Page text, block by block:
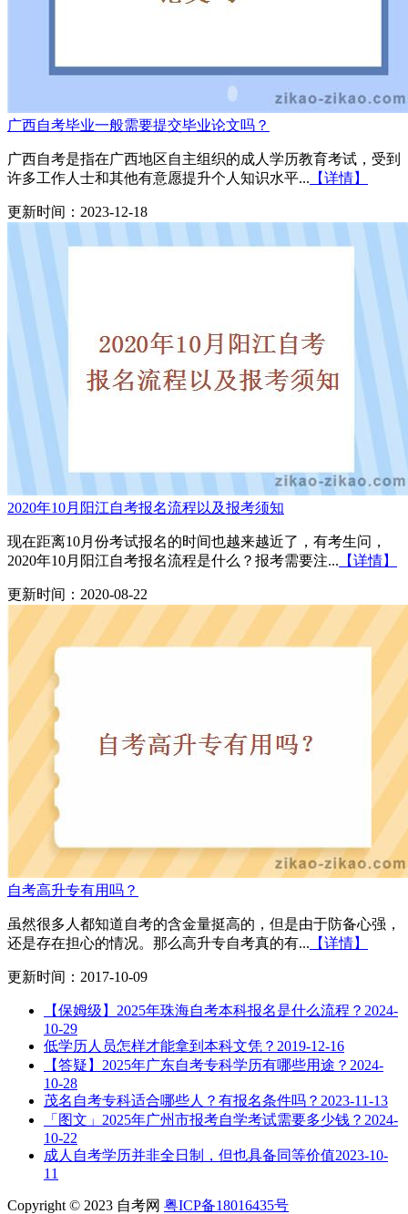
广西自考毕业一般需要提交毕业论文吗？
广西自考是指在广西地区自主组织的成人学历教育考试，受到
许多工作人士和其他有意愿提升个人知识水平... 【详情】
更新时间：2023-12-18
2020年10月阳江自考报名流程以及报考须知
现在距离10月份考试报名的时间也越来越近了，有考生问，
2020年10月阳江自考报名流程是什么？报考需要注... 【详情】
更新时间：2020-08-22
自考高升专有用吗？
虽然很多人都知道自考的含金量挺高的，但是由于防备心强，
还是存在担心的情况。那么高升专自考真的有... 【详情】
更新时间：2017-10-09
【保姆级】2025年珠海自考本科报名是什么流程？ 2024-
10-29
低学历人员怎样才能拿到本科文凭？ 2019-12-16
【答疑】2025年广东自考专科学历有哪些用途？ 2024-
10-28
茂名自考专科适合哪些人？有报名条件吗？ 2023-11-13
「图文」2025年广州市报考自学考试需要多少钱？ 2024-
10-22
成人自考学历并非全日制，但也具备同等价值2023-10-
11
Copyright © 2023 自考网 粤ICP备18016435号